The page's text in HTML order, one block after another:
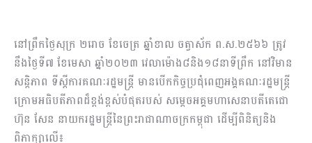
នៅព្រឹកថ្ងៃសុក្រ ២រោច ខែចេត្រ ឆ្នាំខាល ចត្វាស័ក ព.ស.២៥៦៦ ត្រូវ
នឹងថ្ងៃទី៧ ខែមេសា​​​​​​​​​​​​​​​​​​​​​​ ​​​​​​​​​​​ឆ្នាំ២០២៣ វេលាម៉ោង៨និង១៨នាទីព្រឹក នៅវិមាន
សន្តិភាព ទីស្ដីការគណៈរដ្ឋមន្ត្រី មាន​បើក​​​​កិច្ច​​ប្រជុំ​​​​​​​​​​​​​ពេញអង្គ​​គណៈ​រដ្ឋមន្ត្រី ​ ​​​
ក្រោម​អធិបតី​ភាព​​​​​ដ៏ខ្ពង់ខ្ពស់បំផុតរបស់ សម្ដេចអគ្គ​មហាសេនា​បតី​​​តេជោ​​​​​​​​​​​​​​​​​​​​​​​​​​​​​ ​​​​​​​​​​​​​​​​​​​​​​​​​
ហ៊ុន សែន នាយករដ្ឋមន្ត្រី​នៃ​ព្រះរាជាណាចក្រ​កម្ពុជា ដើម្បីពិនិត្យនិង
ពិភាក្សាលើ៖